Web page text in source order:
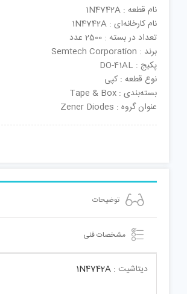
نام قطعه : 1N4742A
نام کارخانه‌ای : 1N4742A
تعداد در بسته : 2500 عدد
برند : Semtech Corporation
پکیج : DO-41AL
نوع قطعه : کپی
بسته‌بندی : Tape & Box
عنوان گروه : Zener Diodes
توضیحات
مشخصات فنی
دیتاشیت : 1N4742A